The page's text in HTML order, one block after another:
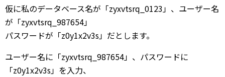
仮に私のデータベース名が「zyxvtsrq_0123」、ユーザー名
が「zyxvtsrq_987654」
パスワードが「z0y1x2v3s」だとします。
ユーザー名に「zyxvtsrq_987654」、パスワードに
「z0y1x2v3s」を入力、